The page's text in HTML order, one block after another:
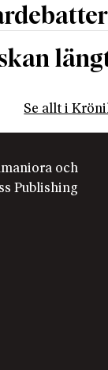
Se allt i
och
Publishing